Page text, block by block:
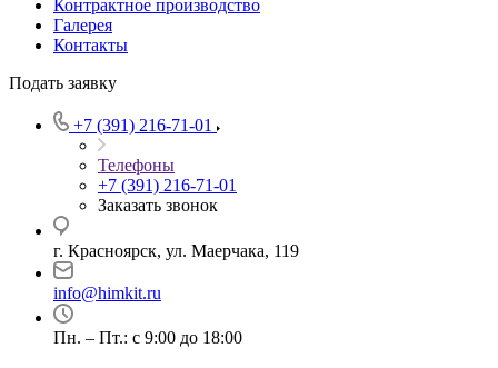
Контрактное производство
Галерея
Контакты
Подать заявку
+7 (391) 216-71-01
Телефоны
+7 (391) 216-71-01
Заказать звонок
г. Красноярск, ул. Маерчака, 119
info@himkit.ru
Пн. – Пт.: с 9:00 до 18:00